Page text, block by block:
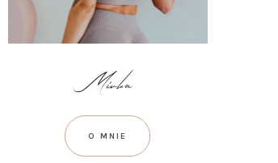
O MNIE